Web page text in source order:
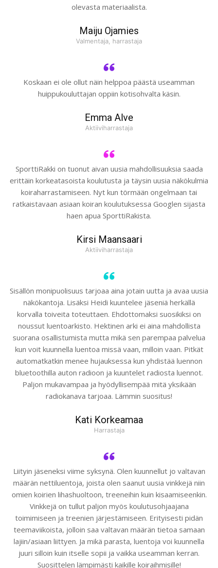
olevasta materiaalista.
Maiju Ojamies
Valmentaja, harrastaja
Koskaan ei ole ollut näin helppoa päästä useamman
huippukouluttajan oppiin kotisohvalta käsin.
Emma Alve
Aktiiviharrastaja
SporttiRakki on tuonut aivan uusia mahdollisuuksia saada
erittäin korkeatasoista koulutusta ja täysin uusia näkökulmia
koiraharrastamiseen. Nyt kun törmään ongelmaan tai
ratkaistavaan asiaan koiran koulutuksessa Googlen sijasta
haen apua SporttiRakista.
Kirsi Maansaari
Aktiiviharrastaja
Sisällön monipuolisuus tarjoaa aina jotain uutta ja avaa uusia
näkökantoja. Lisäksi Heidi kuuntelee jäseniä herkällä
korvalla toiveita toteuttaen. Ehdottomaksi suosikiksi on
noussut luentoarkisto. Hektinen arki ei aina mahdollista
suorana osallistumista mutta mikä sen parempaa palvelua
kun voit kuunnella luentoa missä vaan, milloin vaan. Pitkät
automatkatkin menee hujauksessa kun yhdistää luennon
bluetoothilla auton radioon ja kuuntelet radiosta luennot.
Paljon mukavampaa ja hyödyllisempää mitä yksikään
radiokanava tarjoaa. Lämmin suositus!
Kati Korkeamaa
Harrastaja
Liityin jäseneksi viime syksynä. Olen kuunnellut jo valtavan
määrän nettiluentoja, joista olen saanut uusia vinkkejä niin
omien koirien lihashuoltoon, treeneihin kuin kisaamiseenkin.
Vinkkejä on tullut paljon myös koulutusohjaajana
toimimiseen ja treenien järjestämiseen. Erityisesti pidän
teemaviikoista, jolloin saa valtavan määrän tietoa samaan
lajiin/asiaan liittyen. Ja mikä parasta, luentoja voi kuunnella
juuri silloin kuin itselle sopii ja vaikka useamman kerran.
Suosittelen lämpimästi kaikille koiraihmisille!